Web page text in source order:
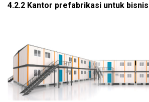
4.2.2 Kantor prefabrikasi untuk bisnis